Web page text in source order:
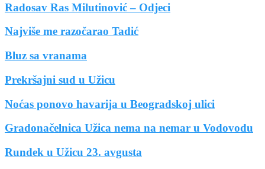
Radosav Ras Milutinović – Odjeci
Najviše me razočarao Tadić
Bluz sa vranama
Prekršajni sud u Užicu
Noćas ponovo havarija u Beogradskoj ulici
Gradonačelnica Užica nema na nemar u Vodovodu
Rundek u Užicu 23. avgusta